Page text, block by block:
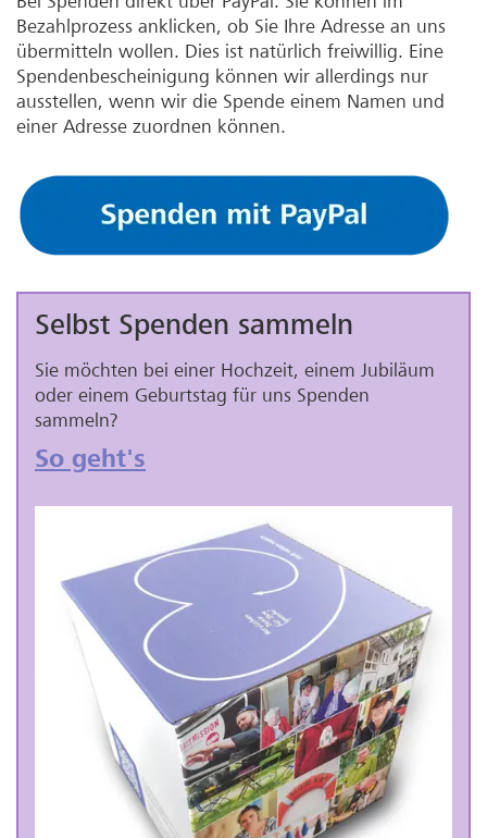
Bezahlprozess anklicken, ob Sie Ihre Adresse an uns
übermitteln wollen. Dies ist natürlich freiwillig. Eine
Spendenbescheinigung können wir allerdings nur
ausstellen, wenn wir die Spende einem Namen und
einer Adresse zuordnen können.
Selbst Spenden sammeln
Sie möchten bei einer Hochzeit, einem Jubiläum
oder einem Geburtstag für uns Spenden
sammeln?
So geht's